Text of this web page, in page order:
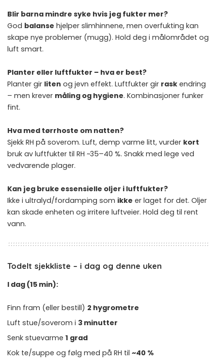
Blir barna mindre syke hvis jeg fukter mer?
God balanse hjelper slimhinnene, men overfukting kan
skape nye problemer (mugg). Hold deg i målområdet og
luft smart.
Planter eller luftfukter – hva er best?
Planter gir liten og jevn effekt. Luftfukter gir rask endring
– men krever måling og hygiene. Kombinasjoner funker
fint.
Hva med tørrhoste om natten?
Sjekk RH på soverom. Luft, demp varme litt, vurder kort
bruk av luftfukter til RH ~35–40 %. Snakk med lege ved
vedvarende plager.
Kan jeg bruke essensielle oljer i luftfukter?
Ikke i ultralyd/fordamping som ikke er laget for det. Oljer
kan skade enheten og irritere luftveier. Hold deg til rent
vann.
Todelt sjekkliste – i dag og denne uken
I dag (15 min):
Finn fram (eller bestill) 2 hygrometre
Luft stue/soverom i 3 minutter
Senk stuevarme 1 grad
Kok te/suppe og følg med på RH til ~40 %